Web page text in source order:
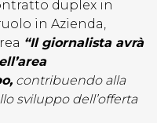
duplex in
in Azienda,
“Il giornalista avrà
contribuendo alla
sviluppo dell’offerta